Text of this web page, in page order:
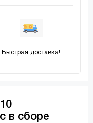
Быстрая доставка!
в сборе